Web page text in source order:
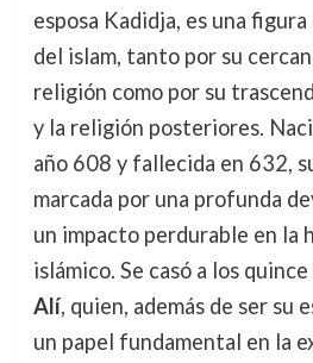
esposa Kadidja, es una
del islam, tanto por su
religión como por su
y la religión posteriores.
año 608 y fallecida en 632,
marcada por una profunda
un impacto perdurable en la
islámico. Se casó a los
Alí, quien, además de ser su
un papel fundamental en la